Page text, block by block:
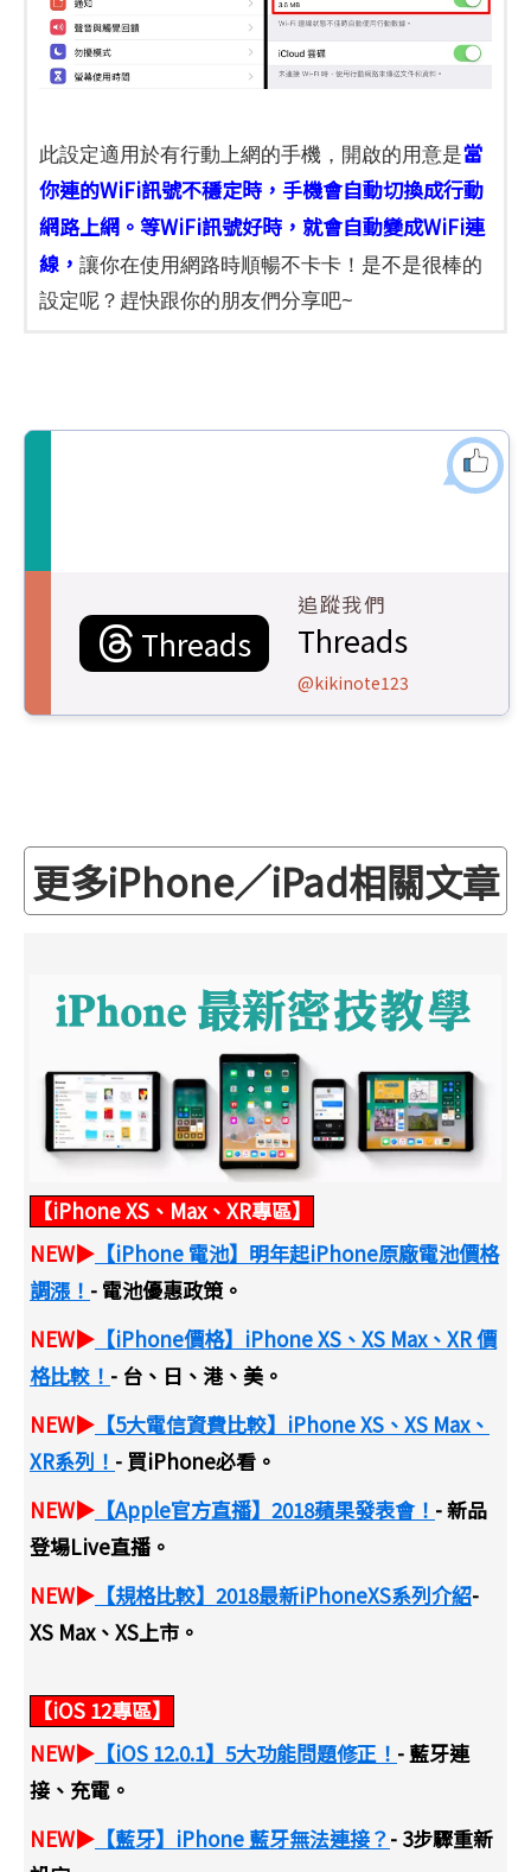
此設定適用於有行動上網的手機，開啟的用意是當
你連的WiFi訊號不穩定時，手機會自動切換成行動
網路上網。等WiFi訊號好時，就會自動變成WiFi連
線， 讓你在使用網路時順暢不卡卡！是不是很棒的
設定呢？趕快跟你的朋友們分享吧~
Threads
追蹤我們
Threads
@kikinote123
更多iPhone／iPad相關文章
【iPhone XS、Max、XR專區】
NEW▶ 【iPhone 電池】明年起iPhone原廠電池價格
調漲！ - 電池優惠政策。
NEW▶ 【iPhone價格】iPhone XS、XS Max、XR 價
格比較！ - 台、日、港、美。
NEW▶ 【5大電信資費比較】iPhone XS、XS Max、
XR系列！ - 買iPhone必看。
NEW▶ 【Apple官方直播】2018蘋果發表會！ - 新品
登場Live直播。
NEW▶ 【規格比較】2018最新iPhoneXS系列介紹-
XS Max、XS上市。
【iOS 12專區】
NEW▶ 【iOS 12.0.1】5大功能問題修正！ - 藍牙連
接、充電。
NEW▶ 【藍牙】iPhone 藍牙無法連接？- 3步驟重新